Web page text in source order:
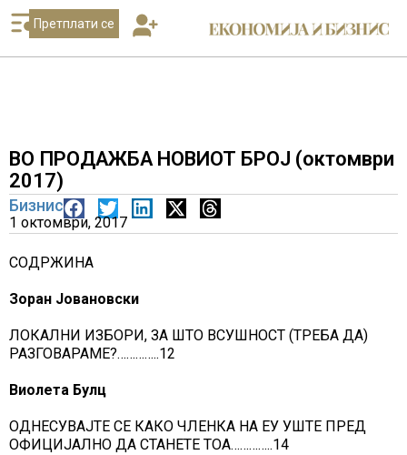
Претплати се
ВО ПРОДАЖБА НОВИОТ БРОЈ (октомври
2017)
Бизнис
1 октомври, 2017
СОДРЖИНА
Зоран Јовановски
ЛОКАЛНИ ИЗБОРИ, ЗА ШТО ВСУШНОСТ (ТРЕБА ДА)
РАЗГОВАРАМЕ?…………..12
Виолета Булц
ОДНЕСУВАЈТЕ СЕ КАКО ЧЛЕНКА НА ЕУ УШТЕ ПРЕД
ОФИЦИЈАЛНО ДА СТАНЕТЕ ТОА…………..14